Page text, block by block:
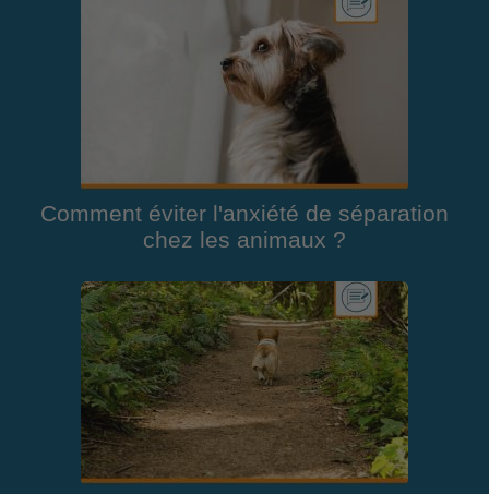
Comment éviter l'anxiété de séparation
chez les animaux ?